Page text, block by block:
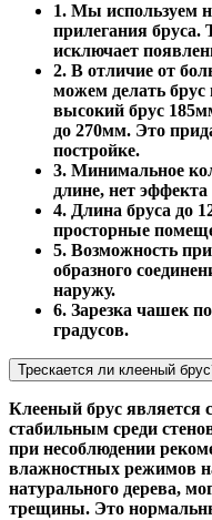
1. Мы используем
прилегания
исключает
2. В отличие от
можем делать
высокий брус
до 270мм. Это
постройке.
3. Минимальное
длине, нет
4. Длина бруса до
просторные
5. Возможность
образного
наружу.
6. Зарезка чашек
градусов.
Трескается ли клееный
Клееный брус является
стабильным среди
при несоблюдении
влажностных режимов
натурального дерева,
трещины. Это